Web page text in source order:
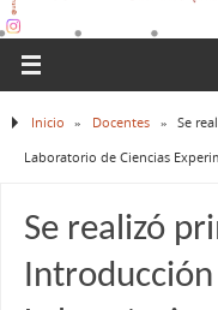
Inicio » Docentes »
Se
Laboratorio de Ciencias
Se realizó
Introducción